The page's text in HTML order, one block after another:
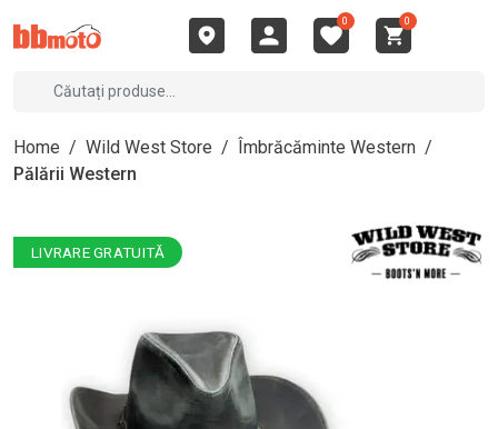
0 0
Home / Wild West Store / Îmbrăcăminte Western /
Pălării Western
LIVRARE GRATUITĂ